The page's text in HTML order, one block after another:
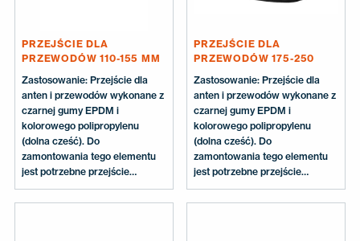
PRZEJŚCIE DLA
PRZEWODÓW 110-155 MM
Zastosowanie: Przejście dla
anten i przewodów wykonane z
czarnej gumy EPDM i
kolorowego polipropylenu
(dolna cześć). Do
zamontowania tego elementu
jest potrzebne przejście
dachowe, odpowiednie do
rodzaju dachu. Wymiary:
PRZEJŚCIE DLA
PRZEWODÓW 175-250
Zastosowanie: Przejście dla
anten i przewodów wykonane z
czarnej gumy EPDM i
kolorowego polipropylenu
(dolna cześć). Do
zamontowania tego elementu
jest potrzebne przejście
dachowe XL, odpowiednie do
rodzaju dachu. Wymiary: